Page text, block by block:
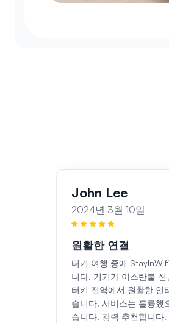
John Lee
2024년 3월 10일
원활한 연결
터키 여행 중에
니다. 기기가 이스탄불
터키 전역에서 원활한 인
습니다. 서비스는 훌륭했
습니다. 강력 추천합니다.